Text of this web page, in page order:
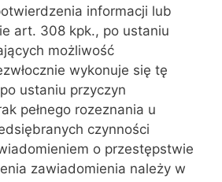
informacji lub
art. 308 kpk., po ustaniu
możliwość
wykonuje się tę
ustaniu przyczyn
pełnego rozeznania u
czynności
o przestępstwie
zawiadomienia należy w